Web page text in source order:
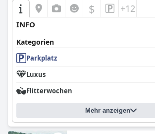
$ +12
INFO
Kategorien
Parkplatz
Luxus
Flitterwochen
Mehr anzeigen